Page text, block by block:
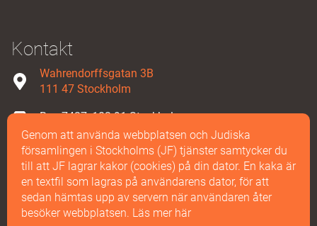
Kontakt
Wahrendorffsgatan 3B
111 47 Stockholm
Box 7427, 103 91 Stockholm
08-587 858 00
Maila oss
Genom att använda webbplatsen och Judiska
församlingen i Stockholms (JF) tjänster samtycker du
till att JF lagrar kakor (cookies) på din dator. En kaka är
en textfil som lagras på användarens dator, för att
sedan hämtas upp av servern när användaren åter
besöker webbplatsen. Läs mer här